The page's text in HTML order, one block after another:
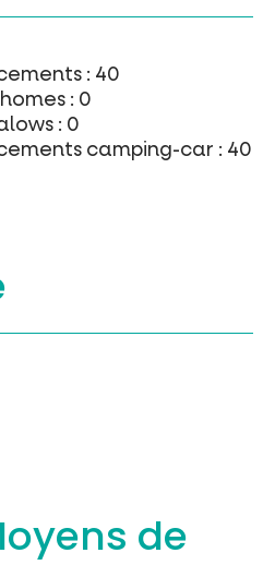
: 40
: 0
: 0
camping-car : 40
de